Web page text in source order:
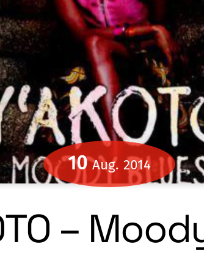
10 Aug. 2014
–